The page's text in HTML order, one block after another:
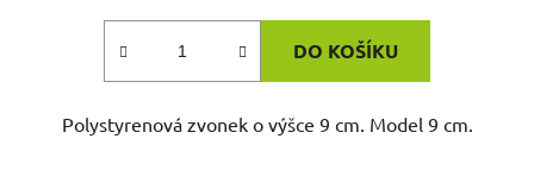
DO KOŠÍKU
Polystyrenová zvonek o výšce 9 cm. Model 9 cm.